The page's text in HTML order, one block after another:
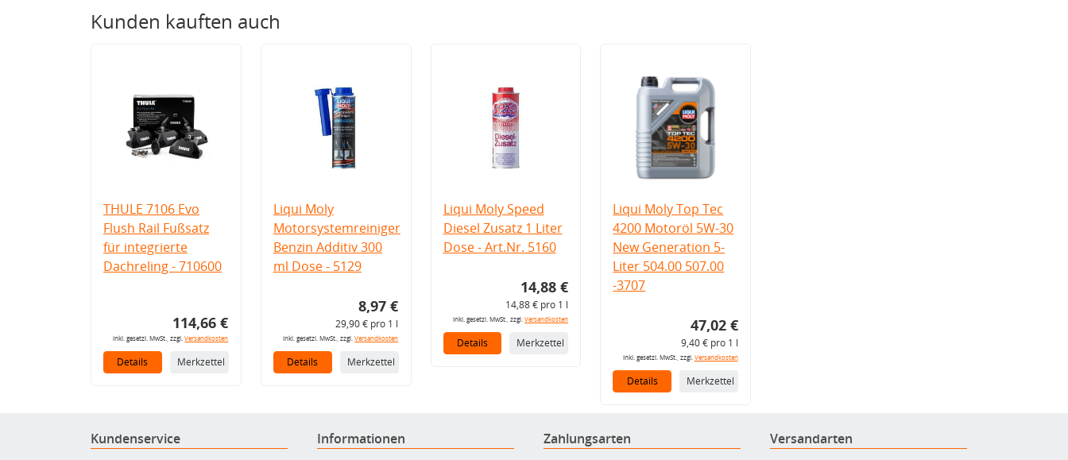
Kunden kauften auch
THULE 7106 Evo
Flush Rail Fußsatz
für integrierte
Dachreling - 710600
114,66 €
inkl. gesetzl. MwSt., zzgl.Versandkosten
Details Merkzettel
Liqui Moly
Motorsystemreiniger
Benzin Additiv 300
ml Dose - 5129
8,97 €
29,90 € pro 1 l
inkl. gesetzl. MwSt., zzgl.Versandkosten
Details Merkzettel
Liqui Moly Speed
Diesel Zusatz 1 Liter
Dose - Art.Nr. 5160
14,88 €
14,88 € pro 1 l
inkl. gesetzl. MwSt., zzgl. Versandkosten
Details Merkzettel
Liqui Moly Top Tec
4200 Motoröl 5W-30
New Generation 5-
Liter 504.00 507.00
-3707
47,02 €
9,40 € pro 1 l
inkl. gesetzl. MwSt., zzgl. Versandkosten
Details Merkzettel
Kundenservice Informationen Zahlungsarten Versandarten